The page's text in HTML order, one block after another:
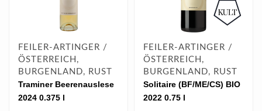
FEILER-ARTINGER /
ÖSTERREICH,
BURGENLAND, RUST
Traminer Beerenauslese
2024 0.375 l
FEILER-ARTINGER /
ÖSTERREICH,
BURGENLAND, RUST
Solitaire (BF/ME/CS) BIO
2022 0.75 l